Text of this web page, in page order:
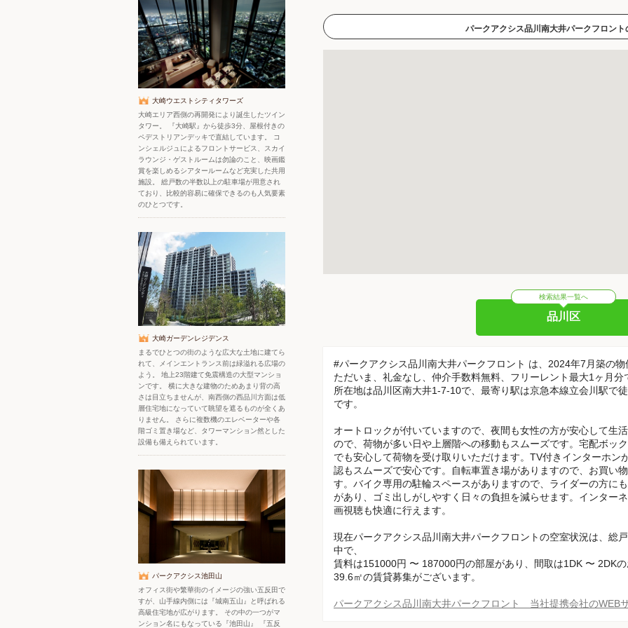
パークアクシス品川南大井パークフロント
検索結果一覧へ
品川区
#パークアクシス品川南大井パークフロント は、2024年7月築の
ただいま、礼金なし、仲介手数料無料、フリーレント最大1ヶ月分
所在地は品川区南大井1-7-10で、最寄り駅は京急本線立会川駅で
です。
オートロックが付いていますので、夜間も女性の方が安心して生
ので、荷物が多い日や上層階への移動もスムーズです。宅配ボッ
でも安心して荷物を受け取りいただけます。TV付きインターホン
認もスムーズで安心です。自転車置き場がありますので、お買い
す。バイク専用の駐輪スペースがありますので、ライダーの方に
があり、ゴミ出しがしやすく日々の負担を減らせます。インター
画視聴も快適に行えます。
現在パークアクシス品川南大井パークフロントの空室状況は、総
中で、
賃料は151000円 〜 187000円の部屋があり、間取は1DK 〜 2DK
39.6㎡の賃貸募集がございます。
パークアクシス品川南大井パークフロント 当社提携会社のWEB
大崎ウエストシティタワーズ
大崎エリア西側の再開発により誕生したツイン
タワー。 『大崎駅』から徒歩3分、屋根付きの
ペデストリアンデッキで直結しています。 コ
ンシェルジュによるフロントサービス、スカイ
ラウンジ・ゲストルームは勿論のこと、映画鑑
賞を楽しめるシアタールームなど充実した共用
施設。 総戸数の半数以上の駐車場が用意され
ており、比較的容易に確保できるのも人気要素
のひとつです。
大崎ガーデンレジデンス
まるでひとつの街のような広大な土地に建てら
れて、メインエントランス前は緑溢れる広場の
よう。 地上23階建て免震構造の大型マンショ
ンです。 横に大きな建物のためあまり背の高
さは目立ちませんが、南西側の西品川方面は低
層住宅地になっていて眺望を遮るものが全くあ
りません。 さらに複数機のエレベーターや各
階ゴミ置き場など、タワーマンション然とした
設備も備えられています。
パークアクシス池田山
オフィス街や繁華街のイメージの強い五反田で
すが、山手線内側には『城南五山』と呼ばれる
高級住宅地が広がります。 その中の一つがマ
ンション名にもなっている『池田山』 『五反